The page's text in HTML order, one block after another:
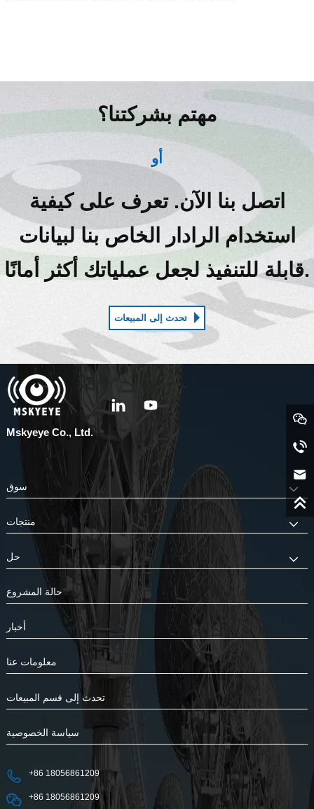
مهتم بشركتنا؟
أو
اتصل بنا الآن. تعرف على كيفية
استخدام الرادار الخاص بنا لبيانات
قابلة للتنفيذ لجعل عملياتك أكثر أمانًا.
تحدث إلى المبيعات
Mskyeye Co., Ltd.
سوق
منتجات
حل
حالة المشروع
أخبار
معلومات عنا
تحدث إلى قسم المبيعات
سياسة الخصوصية
+86 18056861209
+86 18056861209